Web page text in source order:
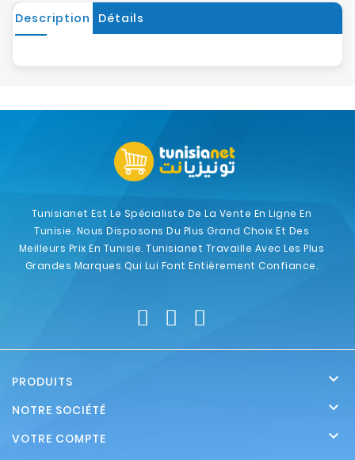
Description Détails
Tunisianet Est Le Spécialiste De La Vente En Ligne En
Tunisie. Nous Disposons Du Plus Grand Choix Et Des
Meilleurs Prix En Tunisie. Tunisianet Travaille Avec Les Plus
Grandes Marques Qui Lui Font Entièrement Confiance.
PRODUITS 
NOTRE SOCIÉTÉ 
VOTRE COMPTE 